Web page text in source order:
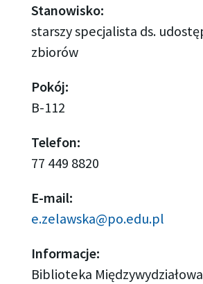
Stanowisko:
starszy specjalista ds.
zbiorów
Pokój:
B-112
Telefon:
77 449 8820
E-mail:
e.zelawska@po.edu.pl
Informacje:
Biblioteka Międzywydziałowa